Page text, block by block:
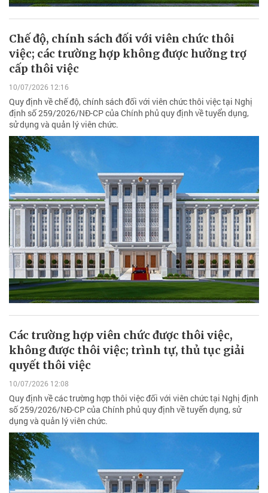
Chế độ, chính sách đối với viên chức thôi
việc; các trường hợp không được hưởng trợ
cấp thôi việc
10/07/2026 12:16
Quy định về chế độ, chính sách đối với viên chức thôi việc tại Nghị
định số 259/2026/NĐ-CP của Chính phủ quy định về tuyển dụng,
sử dụng và quản lý viên chức.
Các trường hợp viên chức được thôi việc,
không được thôi việc; trình tự, thủ tục giải
quyết thôi việc
10/07/2026 12:08
Quy định về các trường hợp thôi việc đối với viên chức tại Nghị định
số 259/2026/NĐ-CP của Chính phủ quy định về tuyển dụng, sử
dụng và quản lý viên chức.